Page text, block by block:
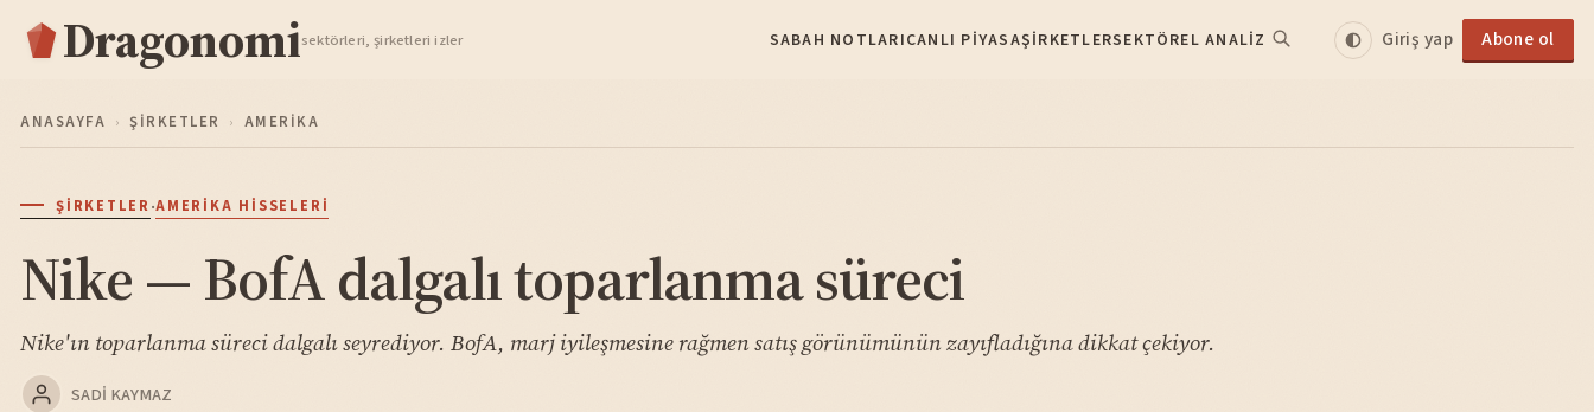
Dragonomisektörleri, şirketleri izler SABAH NOTLARICANLI PIYASAŞIRKETLERSEKTÖREL ANALIZ Giriş yap Abone ol
TAKIP ET
ANASAYFA › ŞIRKETLER › AMERIKA
ŞIRKETLER·AMERIKA HISSELERI
Nike — BofA dalgalı toparlanma süreci
Nike'ın toparlanma süreci dalgalı seyrediyor. BofA, marj iyileşmesine rağmen satış görünümünün zayıfladığına dikkat çekiyor.
SADI KAYMAZ